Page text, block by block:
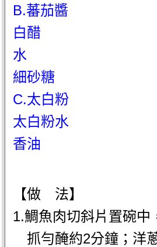
B.蕃茄醬
白醋
水
細砂糖
C.太白粉
太白粉水
香油
【做 法】
1.鯛魚肉切斜片置碗中
抓勻醃約2分鐘；洋